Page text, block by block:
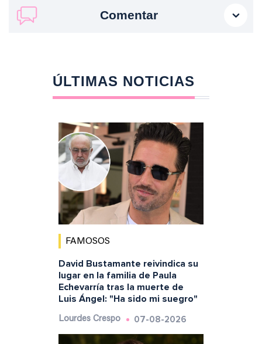
Comentar
ÚLTIMAS NOTICIAS
FAMOSOS
David Bustamante reivindica su
lugar en la familia de Paula
Echevarría tras la muerte de
Luis Ángel: "Ha sido mi suegro"
Lourdes Crespo 07-08-2026